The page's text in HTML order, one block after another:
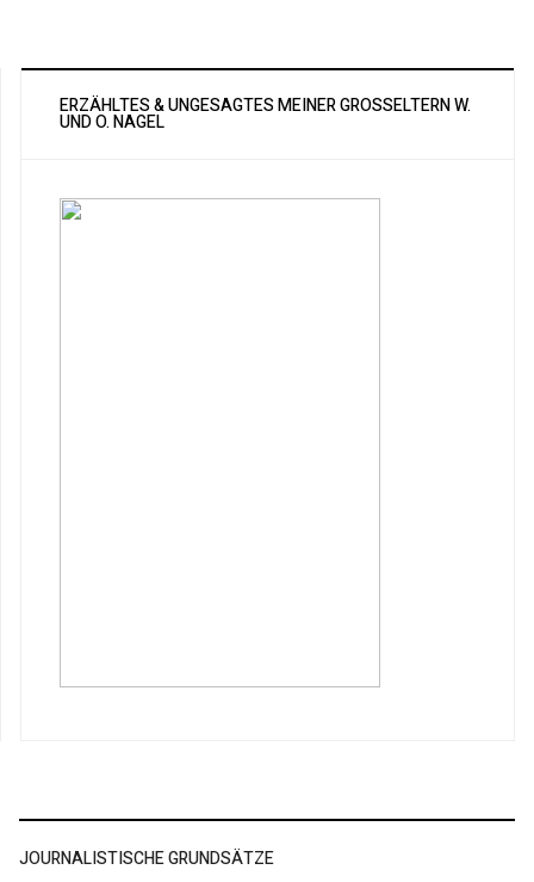
ERZÄHLTES & UNGESAGTES MEINER GROSSELTERN W. U
ND O. NAGEL
JOURNALISTISCHE GRUNDSÄTZE